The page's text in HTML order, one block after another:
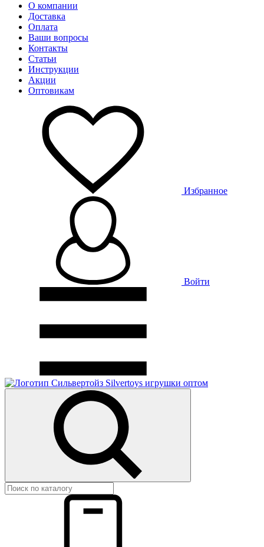
О компании
Доставка
Оплата
Ваши вопросы
Контакты
Статьи
Инструкции
Акции
Оптовикам
Избранное
Войти